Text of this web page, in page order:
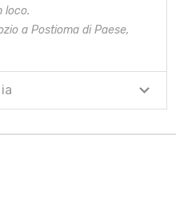
loco.
a Postioma di Paese,